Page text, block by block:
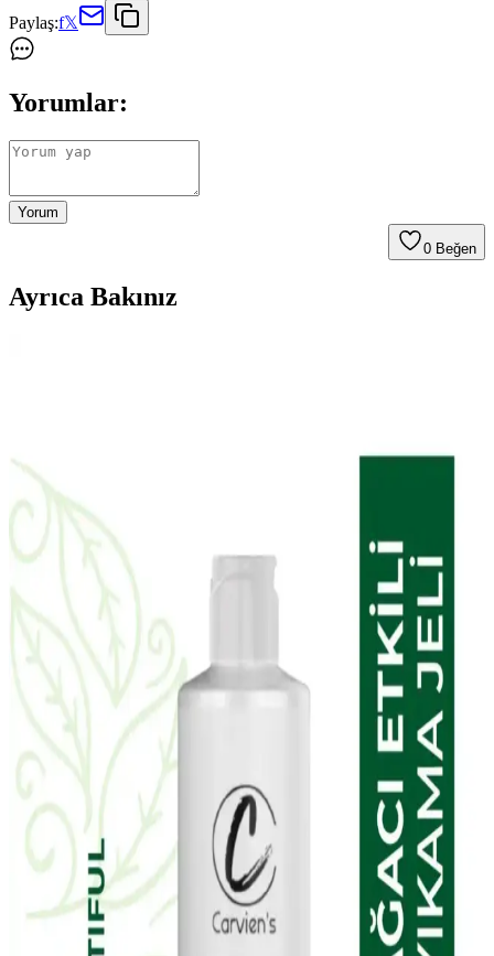
Paylaş:f𝕏
Yorumlar:
Yorum
0 Beğen
Ayrıca Bakınız
sağlar, hassas ciltlere uygun, parfümsüz ve çevre dostu formülüyle
cilt bakımında etkili bir seçenek sunar.
The Purest Solutions Karma Ciltler İçin Aydınlatıcı
ve Yenileyici Bakım Seti İncelemesi
The Purest Solutions karma ciltler için aydınlatıcı ve yenileyici
bakım seti, doğal içerikleriyle cilt tonunu eşitler, gözenekleri
sıkılaştırır ve parlaklık kazandırır. Düzenli kullanımda gözle görülür
farklar sağlar.
NIVEA Expert Filler Yoğun Yaşlanma Karşıtı
Gündüz Bakım Kremi İncelemesi ve Kullanım
Yöntemleri
NIVEA Expert Filler Yoğun Yaşlanma Karşıtı Gündüz Bakım
Kremi, hyaluronik asit ve SPF 30 ile cildi nemlendirir, yaşlanma
belirtilerine karşı korur ve pürüzsüzleştirir, hassas ciltler için uygun
ve parfümsüzdür.
EDLIKE Saf Yağlardan Yapılan El Yapımı Adaçayı
Sabunu Doğal ve Etkili Cilt Bakımı İçin Uygun Bir